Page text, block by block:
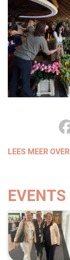
LEES MEER OVER
EVENTS